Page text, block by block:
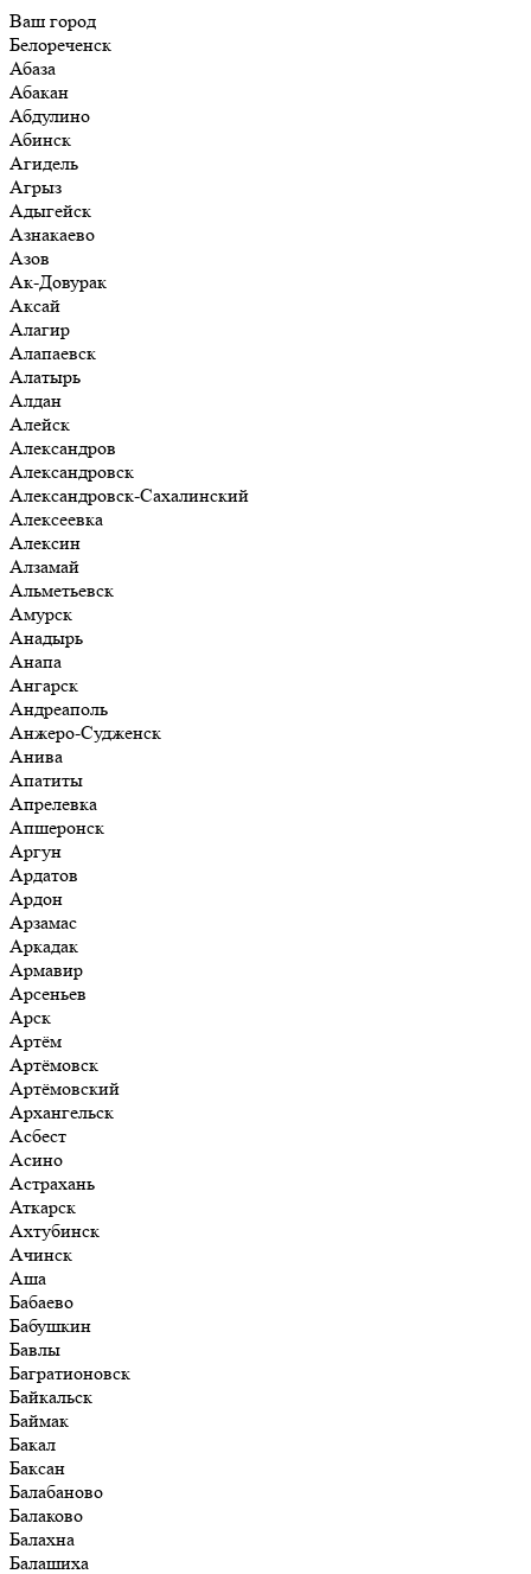
Ваш город
Белореченск
Абаза
Абакан
Абдулино
Абинск
Агидель
Агрыз
Адыгейск
Азнакаево
Азов
Ак-Довурак
Аксай
Алагир
Алапаевск
Алатырь
Алдан
Алейск
Александров
Александровск
Александровск-Сахалинский
Алексеевка
Алексин
Алзамай
Альметьевск
Амурск
Анадырь
Анапа
Ангарск
Андреаполь
Анжеро-Судженск
Анива
Апатиты
Апрелевка
Апшеронск
Аргун
Ардатов
Ардон
Арзамас
Аркадак
Армавир
Арсеньев
Арск
Артём
Артёмовск
Артёмовский
Архангельск
Асбест
Асино
Астрахань
Аткарск
Ахтубинск
Ачинск
Аша
Бабаево
Бабушкин
Бавлы
Багратионовск
Байкальск
Баймак
Бакал
Баксан
Балабаново
Балаково
Балахна
Балашиха